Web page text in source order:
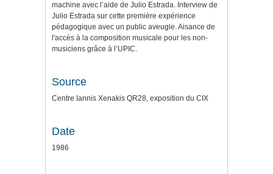
machine avec l’aide de Julio Estrada. Interview de
Julio Estrada sur cette première expérience
pédagogique avec un public aveugle. Aisance de
l'accès à la composition musicale pour les non-
musiciens grâce à l’UPIC.
Source
Centre Iannis Xenakis QR28, exposition du CIX
Date
1986